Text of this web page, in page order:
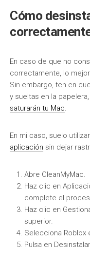
Cómo
En caso de que no
correctamente, lo
Sin embargo, ten en
y sueltas en la
saturarán tu Mac.
En mi caso, suelo
aplicación sin dejar
Abre CleanMyMac.
Haz clic en
complete el
Haz clic en
superior.
Selecciona Roblox
Pulsa en